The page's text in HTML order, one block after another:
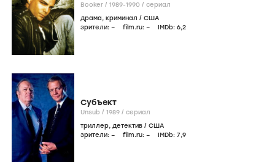
Booker / 1989-1990 / сериал
драма, криминал / США
зрители: – film.ru: – IMDb: 6,2
Субъект
Unsub / 1989 / сериал
триллер, детектив / США
зрители: – film.ru: – IMDb: 7,9